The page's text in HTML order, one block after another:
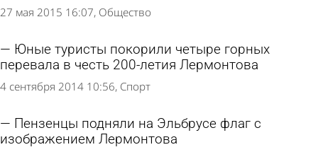
27 мая 2015 16:07 Общество
Юные туристы покорили четыре горных
перевала в честь 200-летия Лермонтова
4 сентября 2014 10:56 Спорт
Пензенцы подняли на Эльбрусе флаг с
изображением Лермонтова